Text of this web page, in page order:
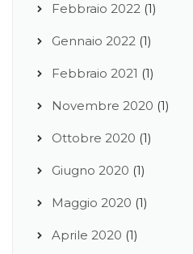
Febbraio 2022 (1)
Gennaio 2022 (1)
Febbraio 2021 (1)
Novembre 2020 (1)
Ottobre 2020 (1)
Giugno 2020 (1)
Maggio 2020 (1)
Aprile 2020 (1)